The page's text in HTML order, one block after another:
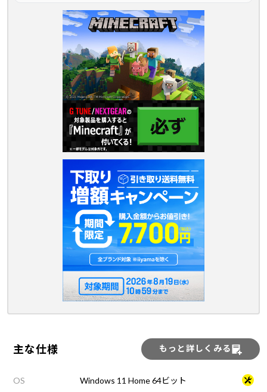
主な仕様 もっと詳しくみる
OS Windows 11 Home 64ビット